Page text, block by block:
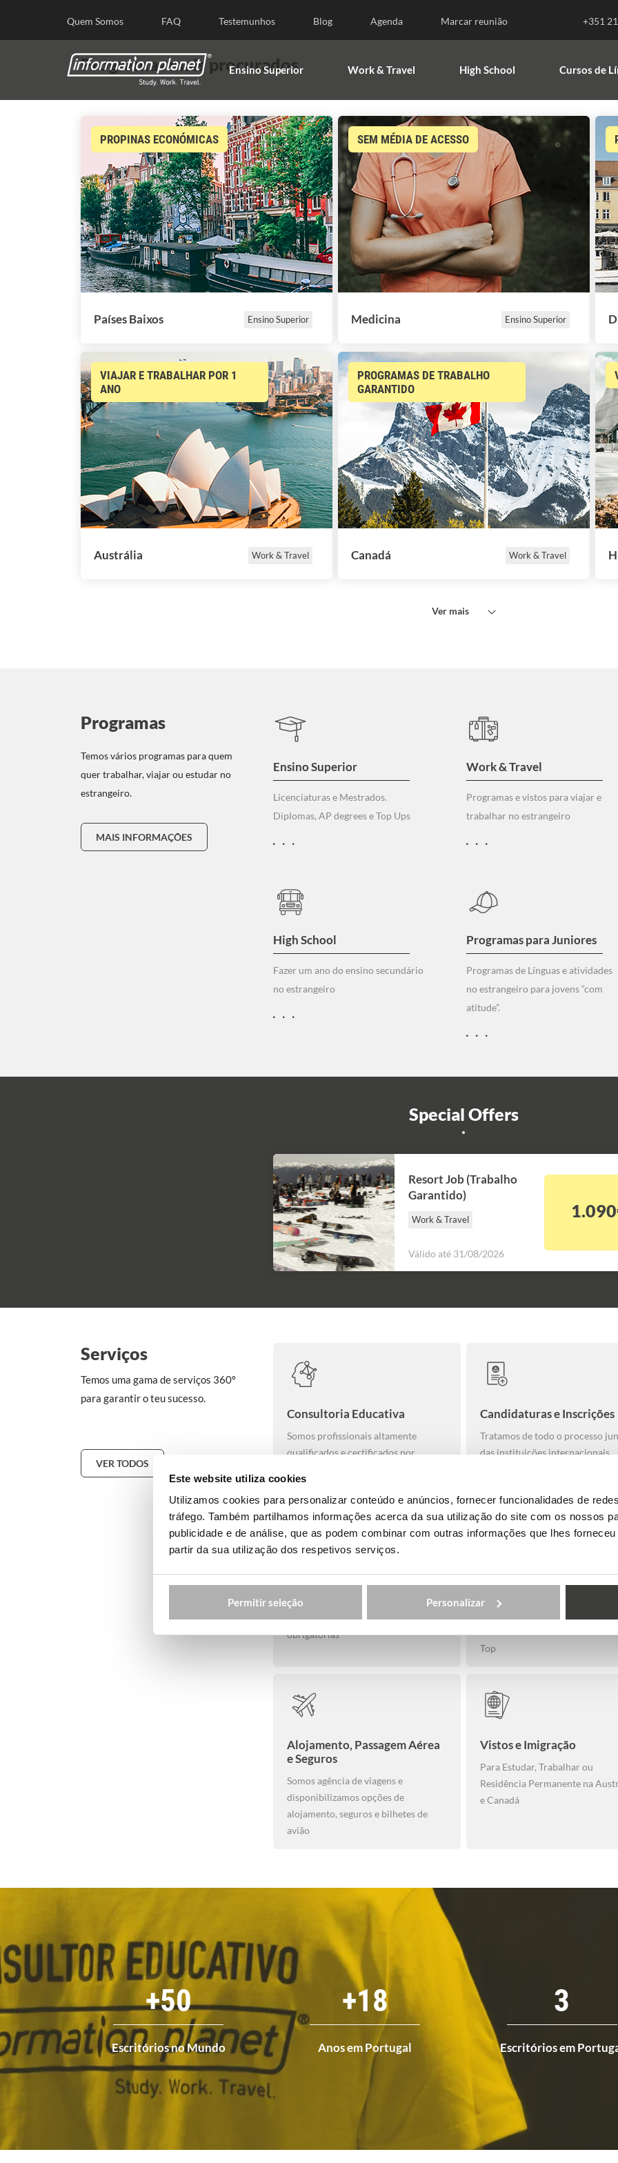
Este website utiliza cookies
Utilizamos cookies para personalizar conteúdo e anúncios, fornecer funcionalidades de
tráfego. Também partilhamos informações acerca da sua utilização do site com os nossos
publicidade e de análise, que as podem combinar com outras informações que lhes
partir da sua utilização dos respetivos serviços.
Permitir seleção Personalizar
Quem Somos FAQ Testemunhos Blog Agenda Marcar reunião +351
Ensino Superior Work & Travel High School Cursos de
Programas mais procurados
PROPINAS ECONÓMICAS
Países Baixos Ensino Superior
SEM MÉDIA DE ACESSO
Medicina Ensino Superior
VIAJAR E TRABALHAR POR 1
ANO
Austrália Work & Travel
PROGRAMAS DE TRABALHO
GARANTIDO
Canadá Work & Travel
Ver mais
Programas
Temos vários programas para quem
quer trabalhar, viajar ou estudar no
estrangeiro.
MAIS INFORMAÇÕES
Ensino Superior
Licenciaturas e Mestrados.
Diplomas, AP degrees e Top Ups
Work & Travel
Programas e vistos para viajar e
trabalhar no estrangeiro
High School
Fazer um ano do ensino secundário
no estrangeiro
Programas para Juniores
Programas de Línguas e atividades
no estrangeiro para jovens “com
atitude”.
Special Offers
Resort Job (Trabalho
Garantido)
Work & Travel
Válido até 31/08/2026
Serviços
Temos uma gama de serviços 360º
para garantir o teu sucesso.
VER TODOS
Consultoria Educativa
Somos profissionais altamente
qualificados e certificados por
Candidaturas e Inscrições
Tratamos de todo o processo
das instituições internacionais
Traduções e Certificações
Contamos com tradutores oficiais e
tratamos das certificações
obrigatórias
Coaching para
Top
Alojamento, Passagem Aérea
e Seguros
Somos agência de viagens e
disponibilizamos opções de
alojamento, seguros e bilhetes de
avião
Vistos e Imigração
Para Estudar, Trabalhar ou
Residência Permanente na
e Canadá
+50
Escritórios no Mundo
+18
Anos em Portugal
3
Escritórios em